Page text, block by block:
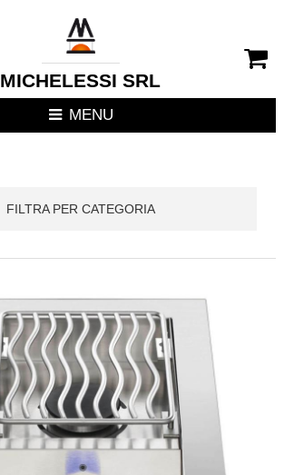
MICHELESSI SRL
MENU
RIVESTIMENTI
TERMOCUCINE E
CUCINE DA INTERNO
CALDAIE
GAZEBI
FILTRA PER CATEGORIA